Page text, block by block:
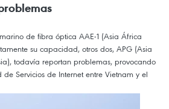
de fibra óptica AAE-1 (Asia África
su capacidad, otros dos, APG (Asia
todavía reportan problemas, provocando
Servicios de Internet entre Vietnam y el